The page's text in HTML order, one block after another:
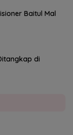
Baitul Mal
di